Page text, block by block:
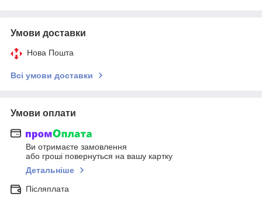
Умови доставки
Нова Пошта
Всі умови доставки
Умови оплати
Ви отримаєте замовлення
або гроші повернуться на вашу картку
Детальніше
Післяплата